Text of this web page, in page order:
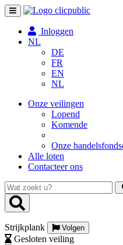
Toggle
navigation
Inloggen
NL
DE
FR
EN
NL
Onze veilingen
Lopend
Komende
Onze
Alle loten
Contacteer ons
Wat
zoekt
u?
Strijkplank Volgen
Gesloten veiling